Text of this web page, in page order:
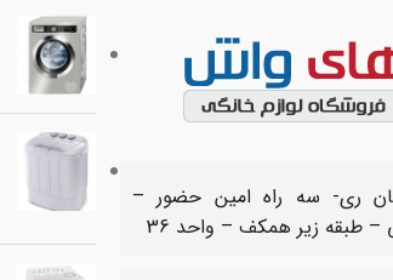
ری- سه راه امین حضور –
– طبقه زیر همکف – واحد 36